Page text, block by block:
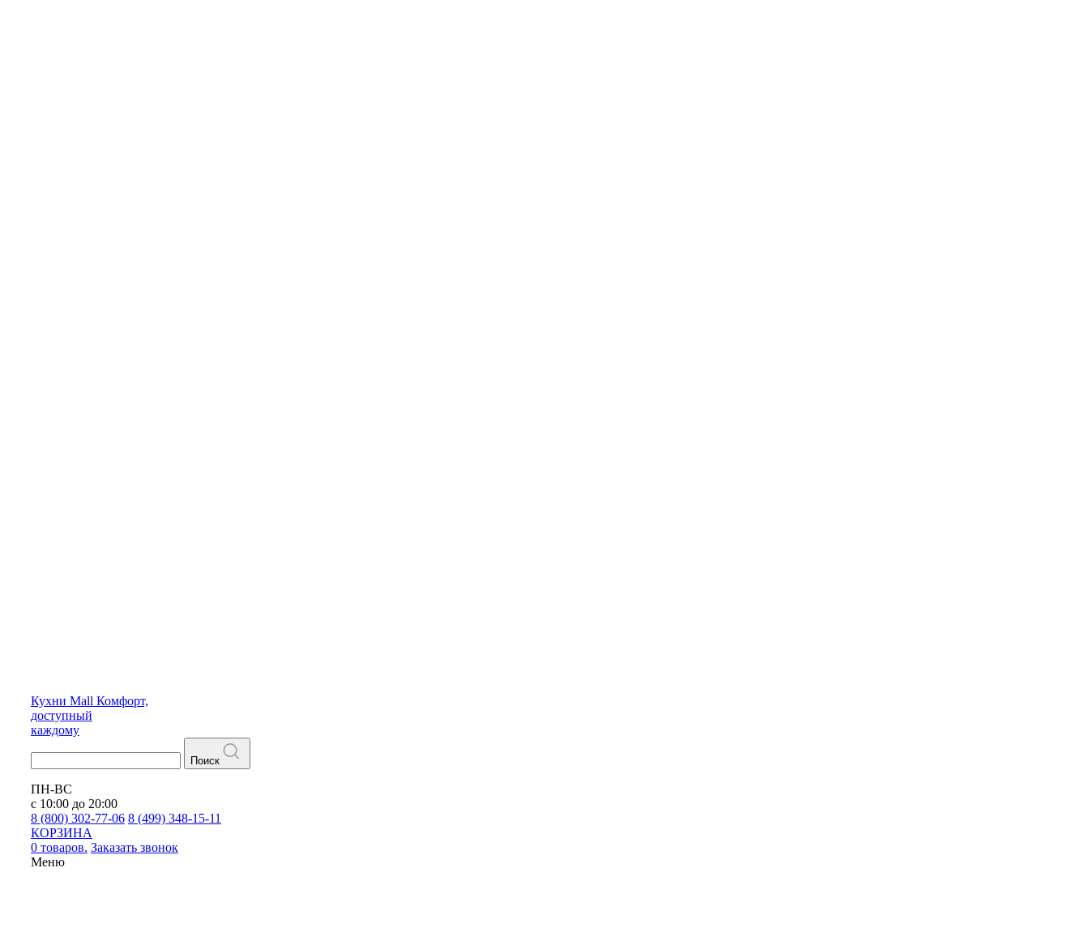
Кухни Mall Комфорт,
доступный
каждому
Поиск
ПН-ВС
с 10:00 до 20:00
8 (800) 302-77-06 8 (499) 348-15-11
КОРЗИНА
0 товаров. Заказать звонок
Меню